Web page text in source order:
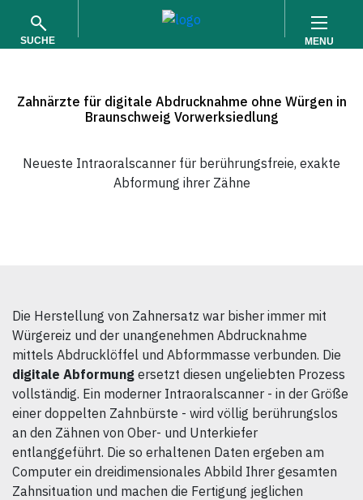
SUCHE MENU
Zahnärzte für digitale Abdrucknahme ohne Würgen in
Braunschweig Vorwerksiedlung
Neueste Intraoralscanner für berührungsfreie, exakte
Abformung ihrer Zähne
Die Herstellung von Zahnersatz war bisher immer mit
Würgereiz und der unangenehmen Abdrucknahme
mittels Abdrucklöffel und Abformmasse verbunden. Die
digitale Abformung ersetzt diesen ungeliebten Prozess
vollständig. Ein moderner Intraoralscanner - in der Größe
einer doppelten Zahnbürste - wird völlig berührungslos
an den Zähnen von Ober- und Unterkiefer
entlanggeführt. Die so erhaltenen Daten ergeben am
Computer ein dreidimensionales Abbild Ihrer gesamten
Zahnsituation und machen die Fertigung jeglichen